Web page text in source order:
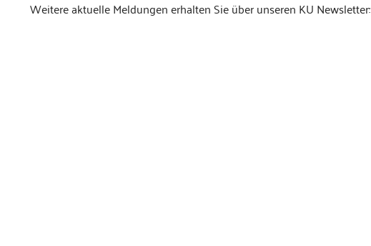
Weitere aktuelle Meldungen erhalten Sie über unseren KU Newsletter: